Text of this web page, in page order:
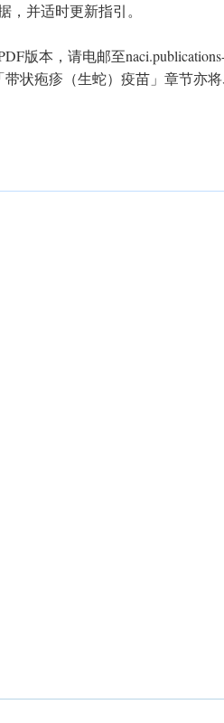
，并适时更新指引。
版本，请电邮至
带状疱疹（生蛇）疫苗」章节亦